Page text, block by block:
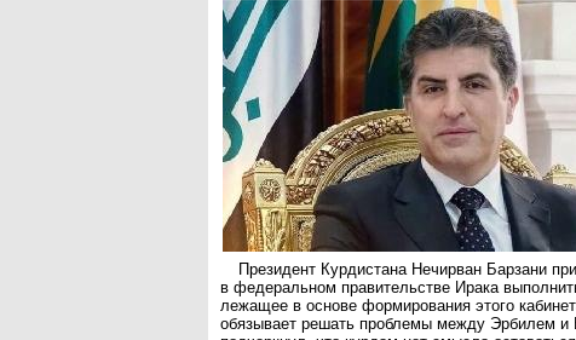
Президент Курдистана Нечирван Барзани
в федеральном правительстве Ирака
лежащее в основе формирования этого
обязывает решать проблемы между Эрбилем и